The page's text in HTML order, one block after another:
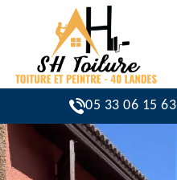
05 33 06 15 63